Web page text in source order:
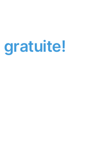
gratuite!